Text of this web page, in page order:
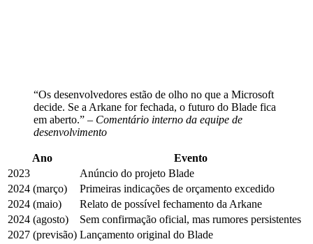
“Os desenvolvedores estão de olho no que a Microsoft
decide. Se a Arkane for fechada, o futuro do Blade fica
em aberto.” – Comentário interno da equipe de
desenvolvimento
Ano
Evento
2023
Anúncio do projeto Blade
2024 (março)
Primeiras indicações de orçamento excedido
2024 (maio)
Relato de possível fechamento da Arkane
2024 (agosto)
Sem confirmação oficial, mas rumores persistentes
2027 (previsão) Lançamento original do Blade